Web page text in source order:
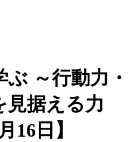
～行動力・
見据える力
16日】